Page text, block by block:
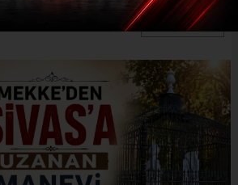
ABONE OL